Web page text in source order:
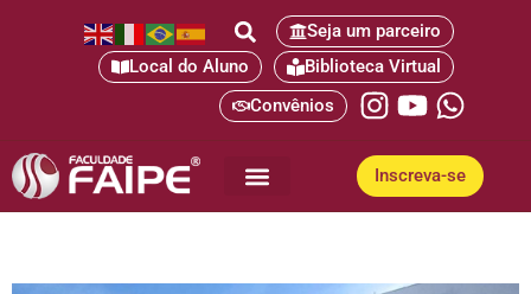
Seja um parceiro
Local do Aluno
Biblioteca Virtual
Convênios
Inscreva-se